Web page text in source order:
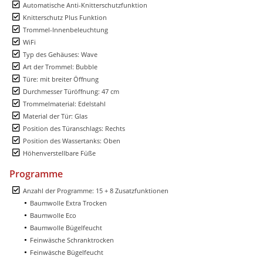
Automatische Anti-Knitterschutzfunktion
Knitterschutz Plus Funktion
Trommel-Innenbeleuchtung
WiFi
Typ des Gehäuses: Wave
Art der Trommel: Bubble
Türe: mit breiter Öffnung
Durchmesser Türöffnung: 47 cm
Trommelmaterial: Edelstahl
Material der Tür: Glas
Position des Türanschlags: Rechts
Position des Wassertanks: Oben
Höhenverstellbare Füße
Programme
Anzahl der Programme: 15 + 8 Zusatzfunktionen
Baumwolle Extra Trocken
Baumwolle Eco
Baumwolle Bügelfeucht
Feinwäsche Schranktrocken
Feinwäsche Bügelfeucht